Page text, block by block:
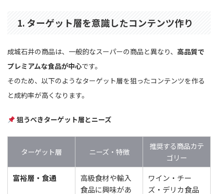
1. ターゲット層を意識したコンテンツ作り
成城石井の商品は、一般的なスーパーの商品と異なり、 高品質で
プレミアムな食品が中心です。
そのため、以下のようなターゲット層を狙ったコンテンツを作る
と成約率が高くなります。
狙うべきターゲット層とニーズ
ターゲット層 ニーズ・特徴
推奨する商品カテ
ゴリー
富裕層・食通
高級食材や輸入
食品に興味があ
ワイン・チー
ズ・デリカ食品